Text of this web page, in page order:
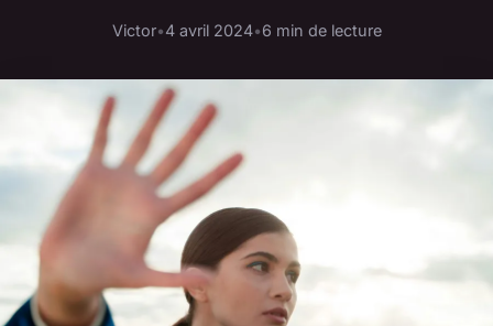
Victor•4 avril 2024•6 min de lecture